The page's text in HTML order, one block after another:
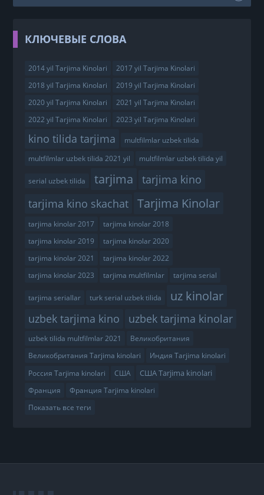
КЛЮЧЕВЫЕ СЛОВА
2014 yil Tarjima Kinolari
2017 yil Tarjima Kinolari
2018 yil Tarjima Kinolari
2019 yil Tarjima Kinolari
2020 yil Tarjima Kinolari
2021 yil Tarjima Kinolari
2022 yil Tarjima Kinolari
2023 yil Tarjima Kinolari
kino tilida tarjima
multfilmlar uzbek tilida
multfilmlar uzbek tilida 2021 yil
multfilmlar uzbek tilida yil
serial uzbek tilida tarjima
tarjima kino
tarjima kino skachat
Tarjima Kinolar
tarjima kinolar 2017
tarjima kinolar 2018
tarjima kinolar 2019
tarjima kinolar 2020
tarjima kinolar 2021
tarjima kinolar 2022
tarjima kinolar 2023
tarjima multfilmlar tarjima serial
tarjima seriallar turk serial uzbek tilida uz kinolar
uzbek tarjima kino uzbek tarjima kinolar
uzbek tilida multfilmlar 2021
Великобритания
Великобритания Tarjima kinolari
Индия Tarjima kinolari
Россия Tarjima kinolari
США США Tarjima kinolari
Франция
Франция Tarjima kinolari
Показать все теги